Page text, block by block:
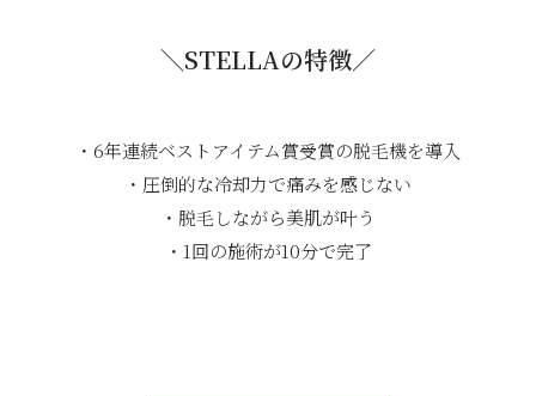
＼STELLAの特徴／
・6年連続ベストアイテム賞受賞の脱毛機を導入
・圧倒的な冷却力で痛みを感じない
・脱毛しながら美肌が叶う
・1回の施術が10分で完了